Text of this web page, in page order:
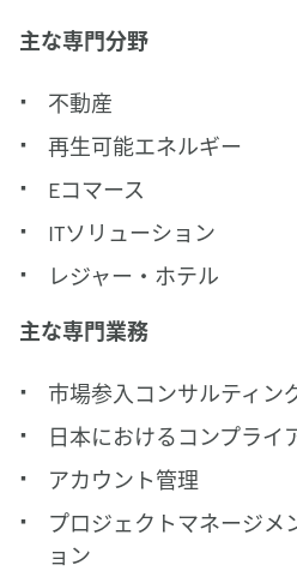
主な専門分野
不動産
再生可能エネルギー
Eコマース
ITソリューション
レジャー・ホテル
主な専門業務
市場参入コンサルティン
日本におけるコンプライ
アカウント管理
プロジェクトマネージメ
ョン